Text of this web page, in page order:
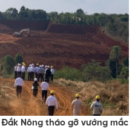
Nông tháo gỡ vướng mắc